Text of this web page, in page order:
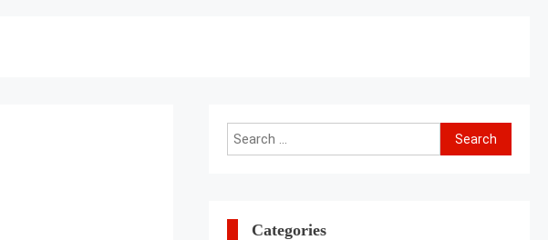
Search
for:
Categories